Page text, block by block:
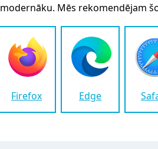
Mēs rekomendējam
Firefox Edge